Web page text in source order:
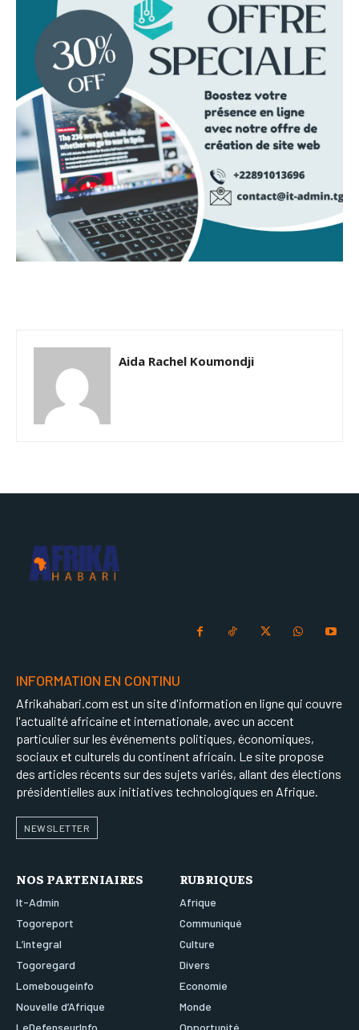
Aida Rachel Koumondji
INFORMATION EN CONTINU
Afrikahabari.com est un site d'information en ligne qui couvre
l'actualité africaine et internationale, avec un accent
particulier sur les événements politiques, économiques,
sociaux et culturels du continent africain. Le site propose
des articles récents sur des sujets variés, allant des élections
présidentielles aux initiatives technologiques en Afrique.
NEWSLETTER
NOS PARTENIAIRES
It-Admin
Togoreport
L’integral
Togoregard
Lomebougeinfo
Nouvelle d’Afrique
RUBRIQUES
Afrique
Communiqué
Culture
Divers
Economie
Monde